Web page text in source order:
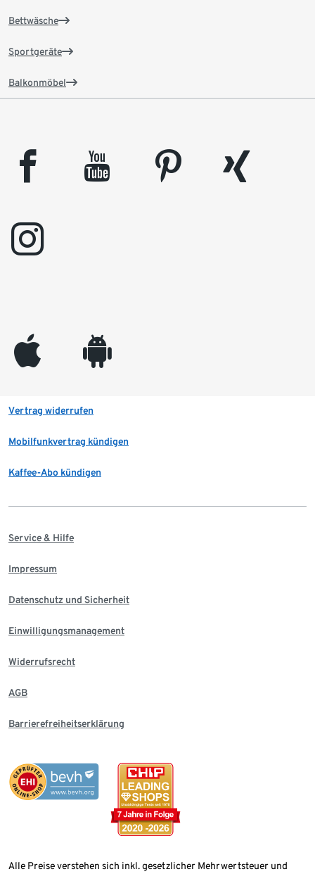
Bettwäsche
Sportgeräte
Balkonmöbel
facebook youtube pinterest
xing
instagram
appleinc android
Vertrag widerrufen
Mobilfunkvertrag kündigen
Kaffee-Abo kündigen
Service & Hilfe
Impressum
Datenschutz und Sicherheit
Einwilligungsmanagement
Widerrufsrecht
AGB
Barrierefreiheitserklärung
Alle Preise verstehen sich inkl. gesetzlicher Mehrwertsteuer und